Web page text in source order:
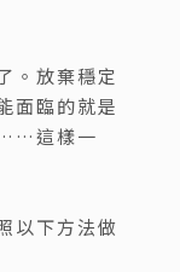
。放棄穩定
面臨的就是
……這樣一
以下方法做